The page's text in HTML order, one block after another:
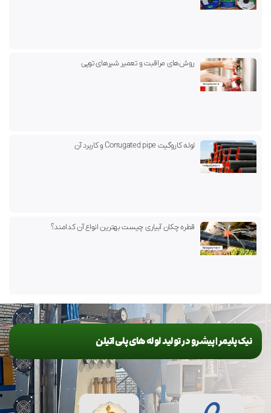
روش‌های مراقبت و تعمیر شیرهای توپی
لوله کاروگیت Corrugated pipe و کاربرد آن
قطره چکان آبیاری چیست بهترین انواع آن کدامند؟
نیک پلیمر | پیشرو در تولید لوله های پلی اتیلن